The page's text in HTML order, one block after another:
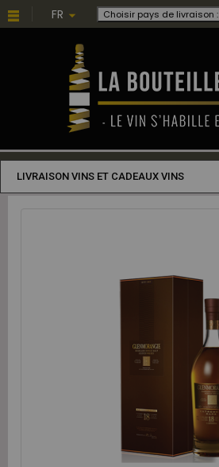
FR Choisir pays de livraison :
LIVRAISON VINS ET CADEAUX VINS